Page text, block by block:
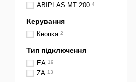
ABIPLAS MT 200 4
Керування
Кнопка 2
Тип підключення
EA 19
ZA 13